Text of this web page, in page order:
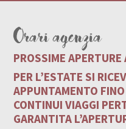
Orari agenzia
PROSSIME APERTURE
PER L’ESTATE SI
APPUNTAMENTO
CONTINUI VIAGGI
GARANTITA